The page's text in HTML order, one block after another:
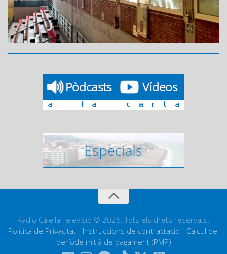
Ràdio Calella Televisió © 2026. Tots els drets reservats.
Política de Privacitat - Instruccions de contractació - Càlcul del
període mitjà de pagament (PMP)